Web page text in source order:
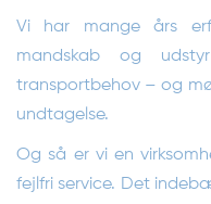
Vi har mange års
mandskab og
transportbehov – og
undtagelse.
Og så er vi en
fejlfri service. Det